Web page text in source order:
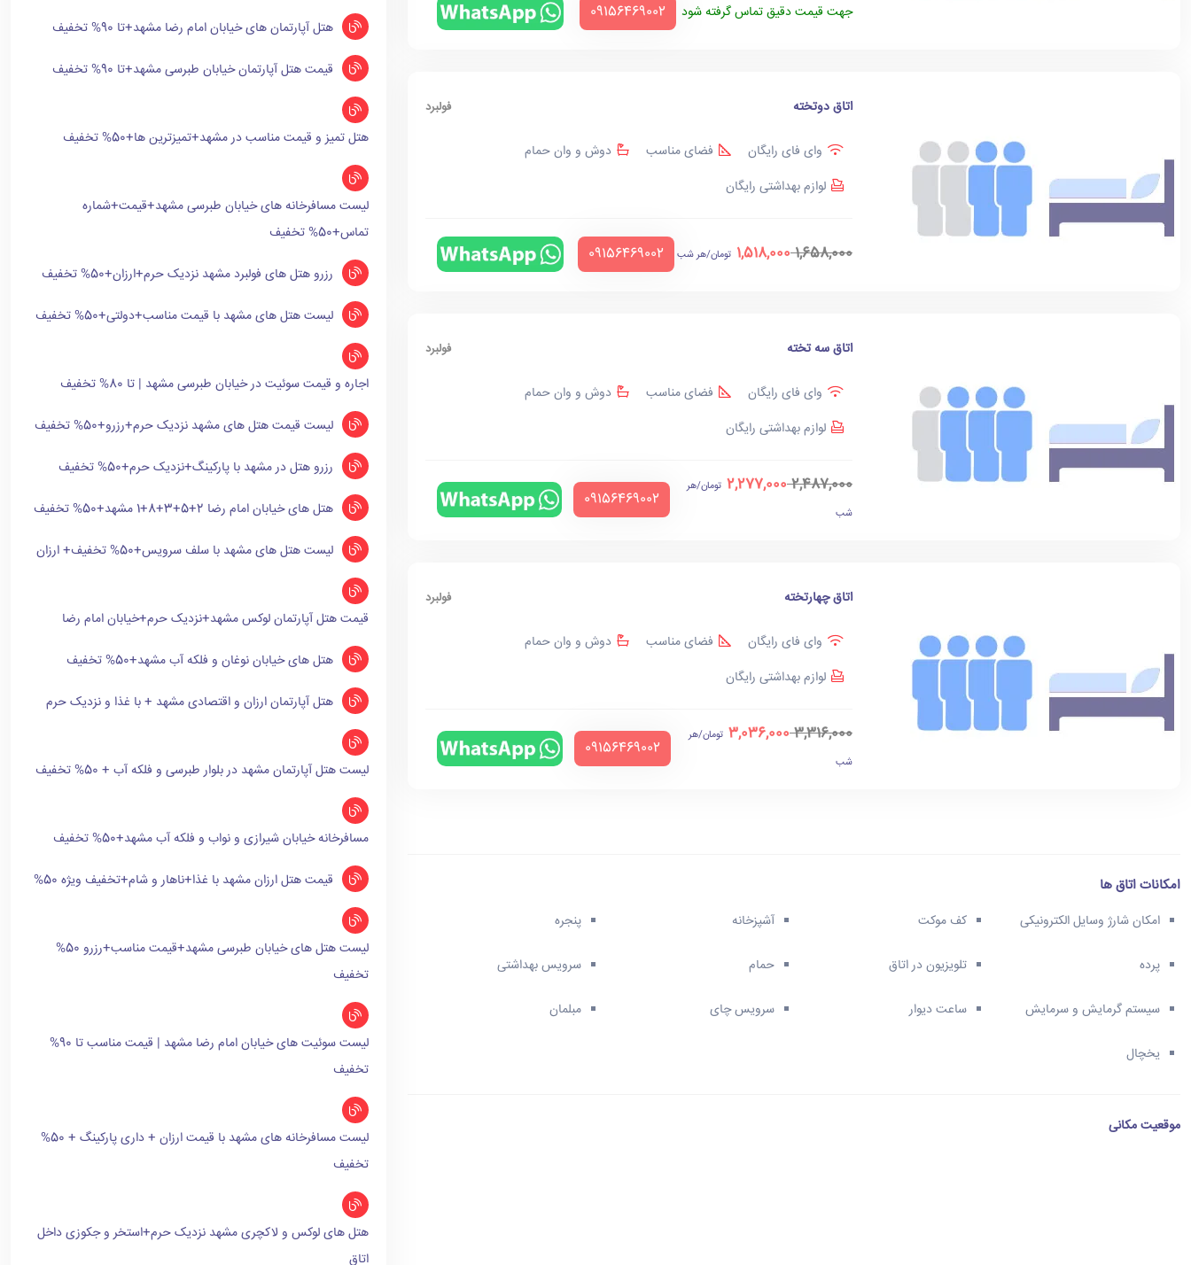
جهت قیمت دقیق تماس گرفته شود ‪09156469002‬
اتاق دوتخته فولبرد
وای فای رایگان فضای مناسب
دوش و وان حمام
لوازم بهداشتی رایگان
1,658,000
1,518,000 تومان/هر شب ‪09156469002‬
اتاق سه تخته فولبرد
وای فای رایگان فضای مناسب
دوش و وان حمام
لوازم بهداشتی رایگان
2,487,000
2,277,000 تومان/هر
شب
‪09156469002‬
اتاق چهارتخته فولبرد
وای فای رایگان فضای مناسب
دوش و وان حمام
لوازم بهداشتی رایگان
3,316,000
3,036,000 تومان/هر
شب
‪09156469002‬
امکانات اتاق ها
امکان شارژ وسایل الکترونیکی کف موکت آشپزخانه پنجره
پرده تلویزیون در اتاق حمام سرویس بهداشتی
سیستم گرمایش و سرمایش ساعت دیوار سرویس چای مبلمان
یخچال
موقعیت مکانی
هتل آپارتمان های خیابان امام رضا مشهد+تا 90% تخفیف
قیمت هتل آپارتمان خیابان طبرسی مشهد+تا 90% تخفیف
هتل تمیز و قیمت مناسب در مشهد+تمیزترین ها+50% تخفیف
لیست مسافرخانه های خیابان طبرسی مشهد+قیمت+شماره
تماس+50% تخفیف
رزرو هتل های فولبرد مشهد نزدیک حرم+ارزان+50% تخفیف
لیست هتل های مشهد با قیمت مناسب+دولتی+50% تخفیف
اجاره و قیمت سوئیت در خیابان طبرسی مشهد | تا 80% تخفیف
لیست قیمت هتل های مشهد نزدیک حرم+رزرو+50% تخفیف
رزرو هتل در مشهد با پارکینگ+نزدیک حرم+50% تخفیف
هتل های خیابان امام رضا 2+5+3+8+1 مشهد+50% تخفیف
لیست هتل های مشهد با سلف سرویس+50% تخفیف+ ارزان
قیمت هتل آپارتمان لوکس مشهد+نزدیک حرم+خیابان امام رضا
هتل های خیابان نوغان و فلکه آب مشهد+50% تخفیف
هتل آپارتمان ارزان و اقتصادی مشهد + با غذا و نزدیک حرم
لیست هتل آپارتمان مشهد در بلوار طبرسی و فلکه آب + 50% تخفیف
مسافرخانه خیابان شیرازی و نواب و فلکه آب مشهد+50% تخفیف
قیمت هتل ارزان مشهد با غذا+ناهار و شام+تخفیف ویژه 50%
لیست هتل های خیابان طبرسی مشهد+قیمت مناسب+رزرو 50%
تخفیف
لیست سوئیت های خیابان امام رضا مشهد | قیمت مناسب تا 90%
تخفیف
لیست مسافرخانه های مشهد با قیمت ارزان + داری پارکینگ + 50%
تخفیف
هتل های لوکس و لاکچری مشهد نزدیک حرم+استخر و جکوزی داخل
اتاق